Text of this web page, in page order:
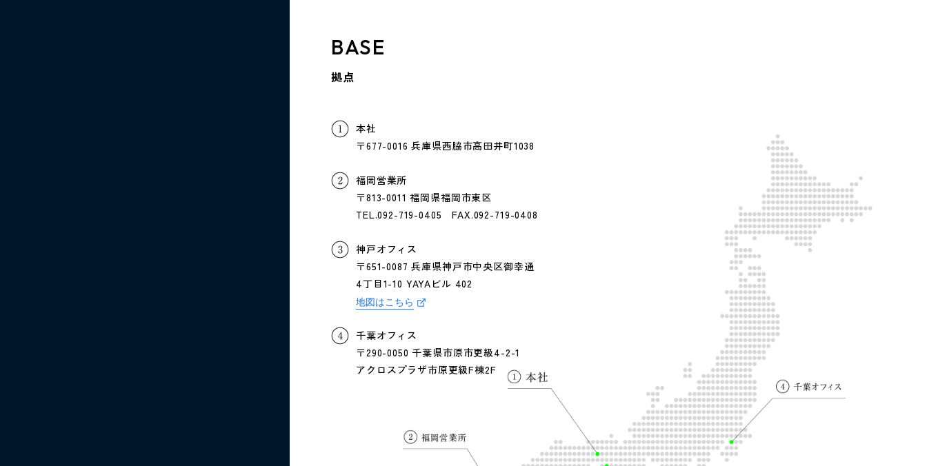
BASE
拠点
本社
〒677-0016 兵庫県西脇市高田井町1038
福岡営業所
〒813-0011 福岡県福岡市東区
TEL.092-719-0405 FAX.092-719-0408
神戸オフィス
〒651-0087 兵庫県神戸市中央区御幸通
4丁目1-10 YAYAビル 402
地図はこちら
千葉オフィス
〒290-0050 千葉県市原市更級4-2-1
アクロスプラザ市原更級F棟2F